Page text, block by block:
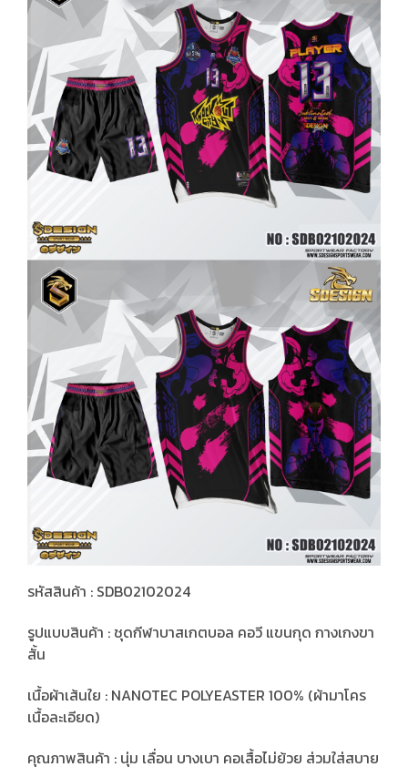
รหัสสินค้า : SDB02102024
รูปแบบสินค้า : ชุดกีฬาบาสเกตบอล คอวี แขนกุด กางเกงขา
สั้น
เนื้อผ้าเส้นใย : NANOTEC POLYEASTER 100% (ผ้ามาโคร
เนื้อละเอียด)
คุณภาพสินค้า : นุ่ม เลื่อน บางเบา คอเสื้อไม่ย้วย ส่วมใส่สบาย